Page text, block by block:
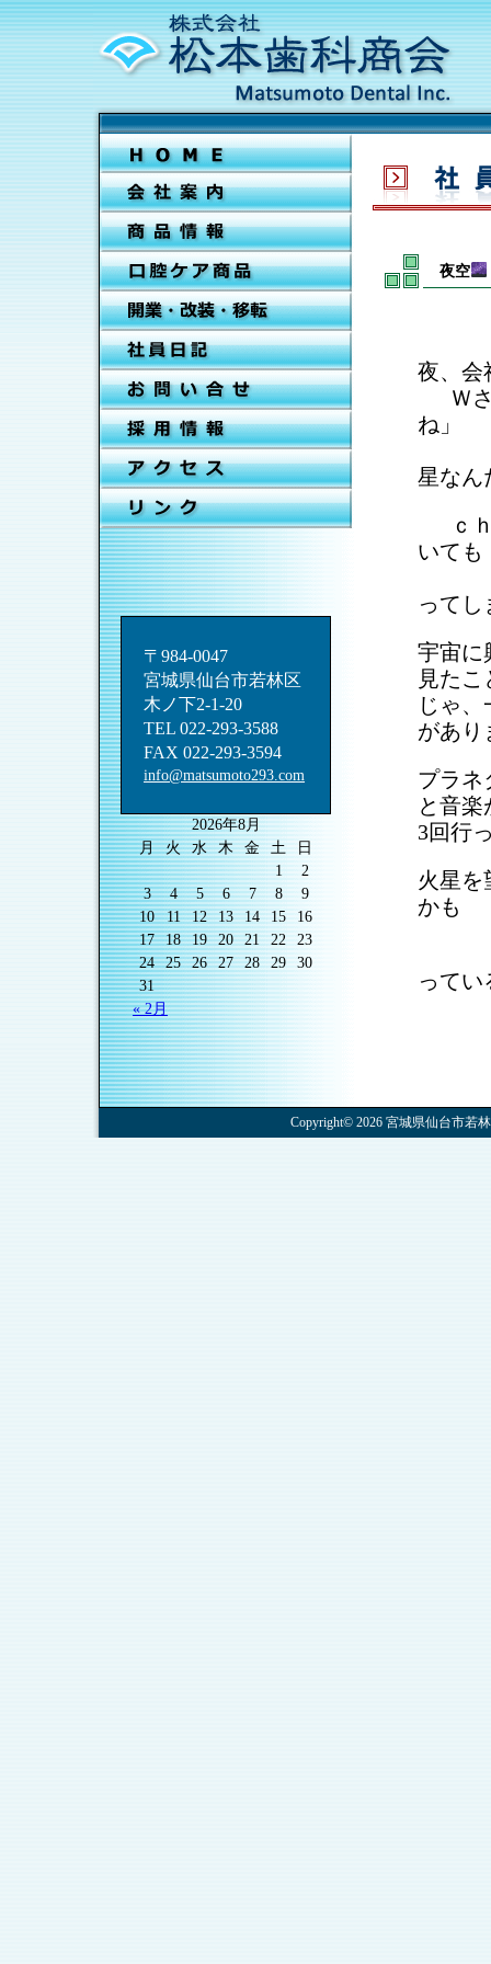
〒984-0047
宮城県仙台市若林区
木ノ下2-1-20
TEL 022-293-3588
FAX 022-293-3594
info@matsumoto293.com
2026年8月
月
火 水 木 金 土
日
1
2
3
4 5 6 7 8
9
10
11 12 13 14 15
16
17
18 19 20 21 22
23
24
25 26 27 28 29
30
31
« 2月
夜空
夜、会
Ｗ
ね」
星な
ｃ
いても
ってし
宇宙に
見た
じゃ
があり
プラネ
と音
3回行
火星を
かも
ってい
Copyright© 2026 宮城県仙台市若